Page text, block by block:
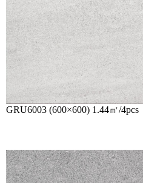
GRU6003 (600×600) 1.44㎡/4pcs